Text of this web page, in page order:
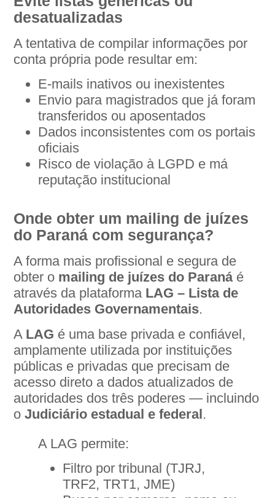
desatualizadas
A tentativa de compilar informações por
conta própria pode resultar em:
E-mails inativos ou inexistentes
Envio para magistrados que já foram
transferidos ou aposentados
Dados inconsistentes com os portais
oficiais
Risco de violação à LGPD e má
reputação institucional
Onde obter um mailing de juízes
do Paraná com segurança?
A forma mais profissional e segura de
obter o mailing de juízes do Paranáé
através da plataforma LAG – Lista de
Autoridades Governamentais.
A LAG é uma base privada e confiável,
amplamente utilizada por instituições
públicas e privadas que precisam de
acesso direto a dados atualizados de
autoridades dos três poderes — incluindo
oJudiciário estadual e federal.
A LAG permite:
Filtro por tribunal (TJRJ,
TRF2, TRT1, JME)